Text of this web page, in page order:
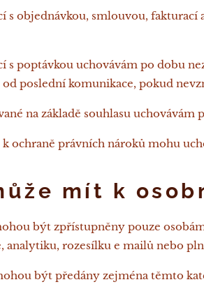
s objednávkou, smlouvou,
s poptávkou uchovávám po dobu
od poslední komunikace, pokud
na základě souhlasu
k ochraně právních nároků mohu
mít k
být zpřístupněny pouze
analytiku, rozesílku e mailů nebo
být předány zejména těmto